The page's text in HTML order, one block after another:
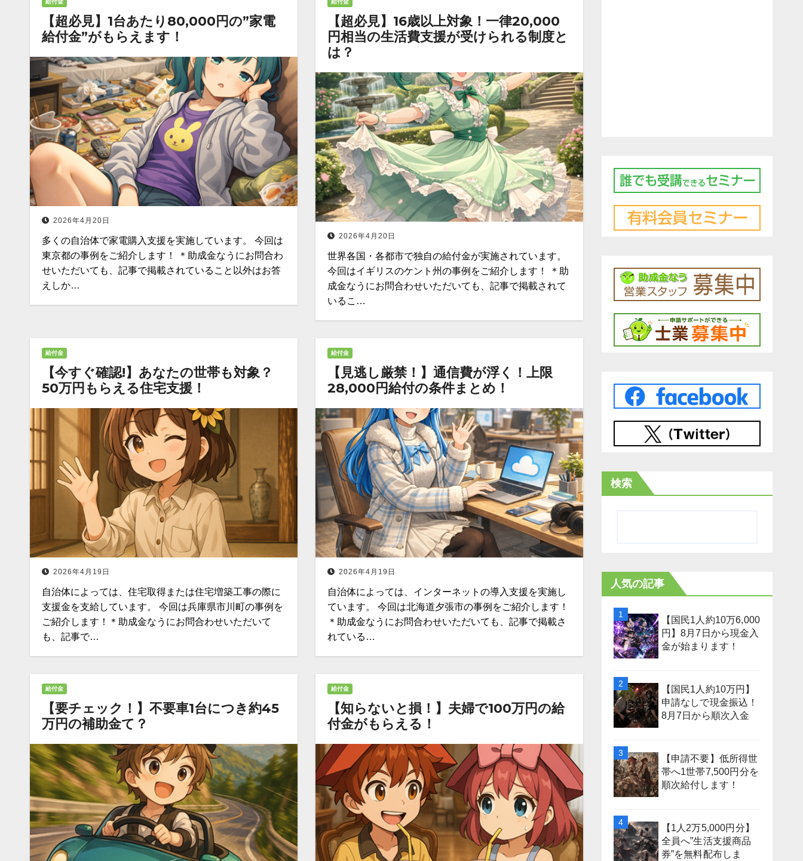
給付金
【超必見】1台あたり80,000円の”家電
給付金”がもらえます！
2026年4月20日
多くの自治体で家電購入支援を実施しています。 今回は
東京都の事例をご紹介します！ ＊助成金なうにお問合わ
せいただいても、記事で掲載されていること以外はお答
えしか…
給付金
【超必見】16歳以上対象！一律20,000
円相当の生活費支援が受けられる制度と
は？
2026年4月20日
世界各国・各都市で独自の給付金が実施されています。
今回はイギリスのケント州の事例をご紹介します！ ＊助
成金なうにお問合わせいただいても、記事で掲載されて
いるこ…
給付金
【今すぐ確認!】あなたの世帯も対象？
50万円もらえる住宅支援！
2026年4月19日
自治体によっては、住宅取得または住宅増築工事の際に
支援金を支給しています。 今回は兵庫県市川町の事例を
ご紹介します！＊助成金なうにお問合わせいただいて
も、記事で…
給付金
【見逃し厳禁！】通信費が浮く！上限
28,000円給付の条件まとめ！
2026年4月19日
自治体によっては、インターネットの導入支援を実施し
ています。 今回は北海道夕張市の事例をご紹介します！
＊助成金なうにお問合わせいただいても、記事で掲載さ
れている…
給付金
【要チェック！】不要車1台につき約45
万円の補助金て？
給付金
【知らないと損！】夫婦で100万円の給
付金がもらえる！
検索
人気の記事
【国民1人約10万6,000
円】8月7日から現金入
金が始まります！
【国民1人約10万円】
申請なしで現金振込！
8月7日から順次入金
【申請不要】低所得世
帯へ1世帯7,500円分を
順次給付します！
【1人2万5,000円分】
全員へ”生活支援商品
券”を無料配布しま